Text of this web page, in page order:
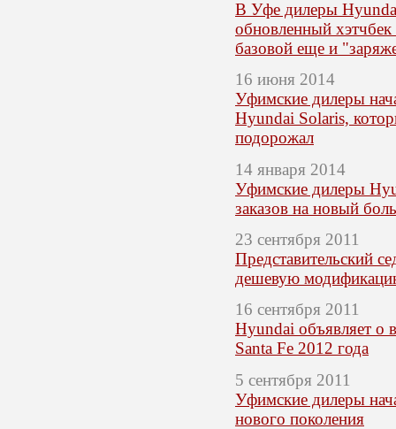
В Уфе дилеры
обновленный
базовой еще и
16 июня 2014
Уфимские дилеры
Hyundai Solaris,
подорожал
14 января 2014
Уфимские дилеры
заказов на новый
23 сентября 2011
Представительский
дешевую
16 сентября 2011
Hyundai объявляет о
Santa Fe 2012 года
5 сентября 2011
Уфимские дилеры
нового поколения